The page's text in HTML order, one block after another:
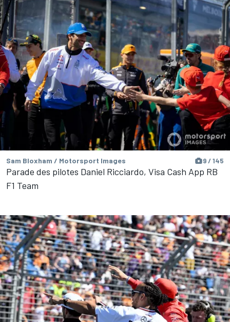
Sam Bloxham / Motorsport Images 9 / 145
Parade des pilotes Daniel Ricciardo, Visa Cash App RB
F1 Team